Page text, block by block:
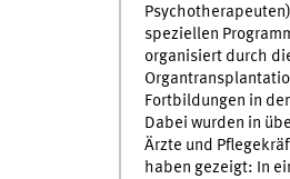
speziellen
organisiert durch
Fortbildungen in
Dabei wurden in
Ärzte und
haben gezeigt: In